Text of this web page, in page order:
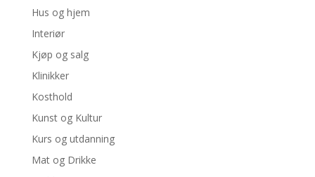
Hus og hjem
Interiør
Kjøp og salg
Klinikker
Kosthold
Kunst og Kultur
Kurs og utdanning
Mat og Drikke